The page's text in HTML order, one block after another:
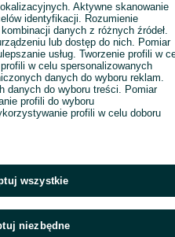
Aktywne skanowanie
identyfikacji. Rozumienie
danych z różnych źródeł.
lub dostęp do nich. Pomiar
usług. Tworzenie profili w
w celu spersonalizowanych
danych do wyboru reklam.
danych do wyboru treści. Pomiar
profili do wyboru
profili w celu doboru
wszystkie
niezbędne